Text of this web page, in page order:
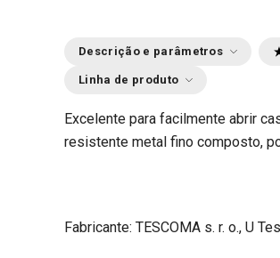
Descrição e parâmetros
Linha de produto
Excelente para facilmente abrir
resistente metal fino composto,
Fabricante: TESCOMA s. r. o., U